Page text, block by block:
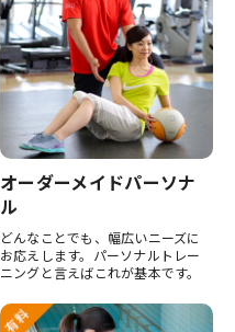
オーダーメイドパーソナ
ル
どんなことでも、幅広いニーズに
お応えします。パーソナルトレー
ニングと言えばこれが基本です。